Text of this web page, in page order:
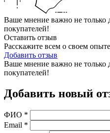
Ваше мнение важно не только
покупателей!
Оставить отзыв
Расскажите всем о своем
Добавить отзыв
Ваше мнение важно не только
покупателей!
Добавить новый
ФИО *
Email *